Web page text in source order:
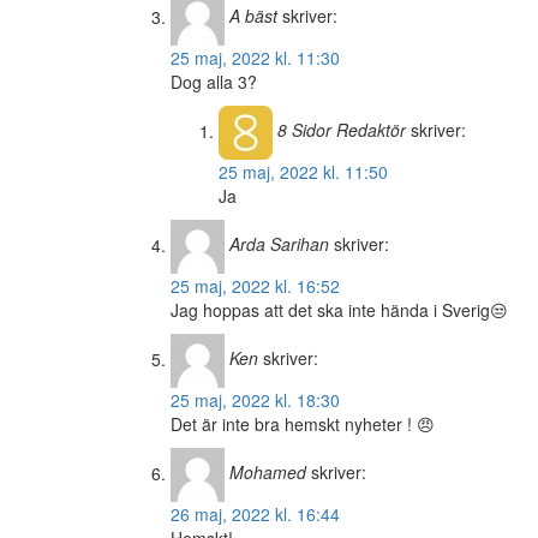
A bäst skriver:
25 maj, 2022 kl. 11:30
Dog alla 3?
8 SidorRedaktör skriver:
25 maj, 2022 kl. 11:50
Ja
Arda Sarihan skriver:
25 maj, 2022 kl. 16:52
Jag hoppas att det ska inte hända i Sverig😒
Ken skriver:
25 maj, 2022 kl. 18:30
Det är inte bra hemskt nyheter ! 😠
Mohamed skriver:
26 maj, 2022 kl. 16:44